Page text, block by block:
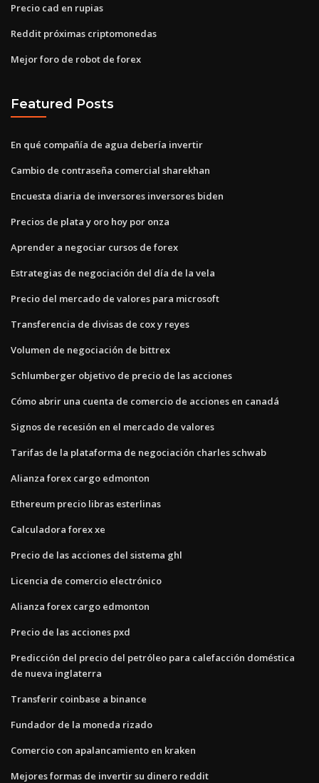
Precio cad en rupias
Reddit próximas criptomonedas
Mejor foro de robot de forex
Featured Posts
En qué compañía de agua debería invertir
Cambio de contraseña comercial sharekhan
Encuesta diaria de inversores inversores biden
Precios de plata y oro hoy por onza
Aprender a negociar cursos de forex
Estrategias de negociación del día de la vela
Precio del mercado de valores para microsoft
Transferencia de divisas de cox y reyes
Volumen de negociación de bittrex
Schlumberger objetivo de precio de las acciones
Cómo abrir una cuenta de comercio de acciones en canadá
Signos de recesión en el mercado de valores
Tarifas de la plataforma de negociación charles schwab
Alianza forex cargo edmonton
Ethereum precio libras esterlinas
Calculadora forex xe
Precio de las acciones del sistema ghl
Licencia de comercio electrónico
Alianza forex cargo edmonton
Precio de las acciones pxd
Predicción del precio del petróleo para calefacción doméstica
de nueva inglaterra
Transferir coinbase a binance
Fundador de la moneda rizado
Comercio con apalancamiento en kraken
Mejores formas de invertir su dinero reddit